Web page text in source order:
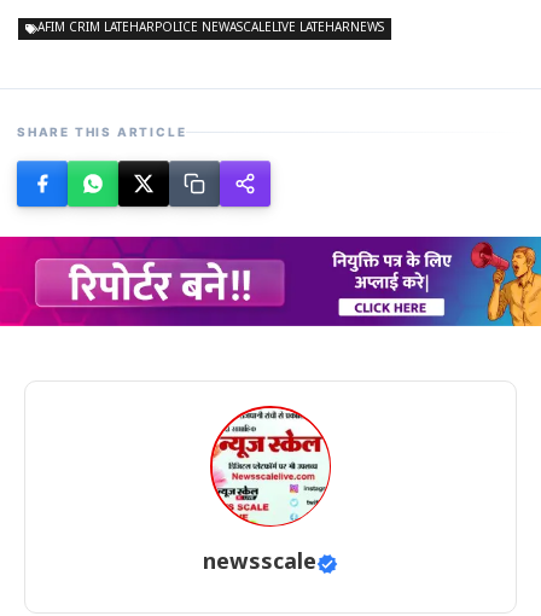
AFIM CRIM LATEHARPOLICE NEWASCALELIVE LATEHARNEWS
SHARE THIS ARTICLE
newsscale